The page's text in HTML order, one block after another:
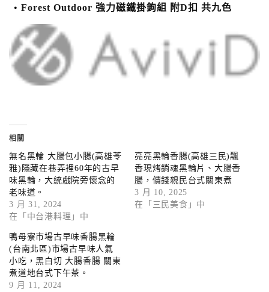
Forest Outdoor 強力磁鐵掛鉤組 附D扣 共九色
相關
無名黑輪 大腸包小腸(高雄苓
雅)隱藏在巷弄裡60年的古早
味黑輪，大統戲院旁懷念的
老味道。
3 月 31, 2024
在「中台港料理」中
亮亮黑輪香腸(高雄三民)飄
香現烤銷魂黑輪片、大腸香
腸，價錢親民台式關東煮
3 月 10, 2025
在「三民美食」中
鴨母寮市場古早味香腸黑輪
(台南北區)市場古早味人氣
小吃，黑白切 大腸香腸 關東
煮道地台式下午茶。
9 月 11, 2024